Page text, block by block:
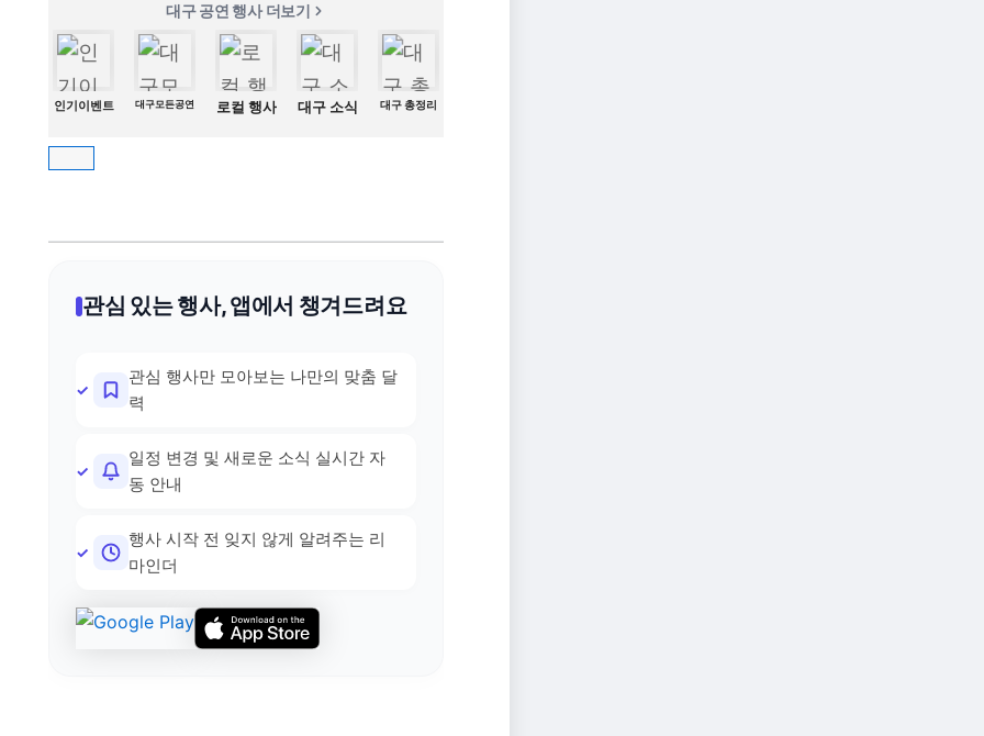
대구 공연 행사 더보기
인기이벤트 대구모든공연 로컬 행사 대구 소식 대구 총정리
관심 있는 행사, 앱에서 챙겨드려요
관심 행사만 모아보는 나만의 맞춤 달
력
일정 변경 및 새로운 소식 실시간 자
동 안내
행사 시작 전 잊지 않게 알려주는 리
마인더